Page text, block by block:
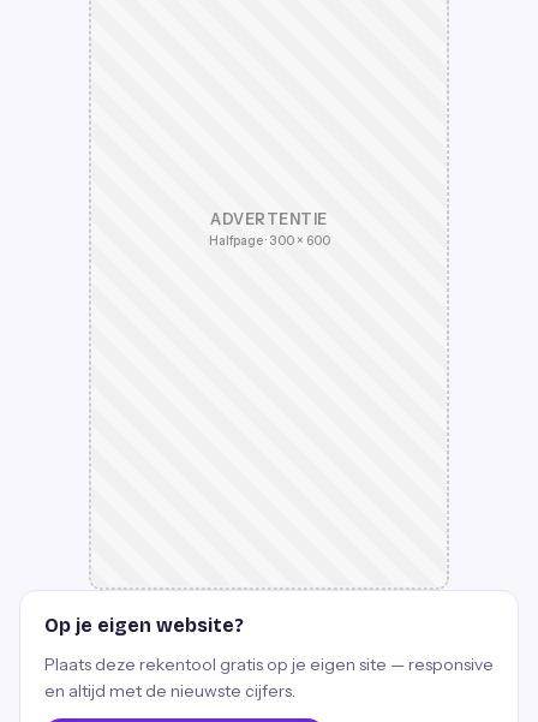
ADVERTENTIE
Halfpage · 300 × 600
Op je eigen website?
Plaats deze rekentool gratis op je eigen site — responsive
en altijd met de nieuwste cijfers.